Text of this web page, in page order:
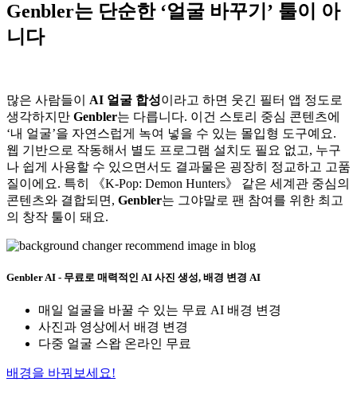
Genbler는 단순한 ‘얼굴 바꾸기’ 툴이 아
니다
많은 사람들이 AI 얼굴 합성이라고 하면 웃긴 필터 앱 정도로
생각하지만 Genbler는 다릅니다. 이건 스토리 중심 콘텐츠에
‘내 얼굴’을 자연스럽게 녹여 넣을 수 있는 몰입형 도구예요.
웹 기반으로 작동해서 별도 프로그램 설치도 필요 없고, 누구
나 쉽게 사용할 수 있으면서도 결과물은 굉장히 정교하고 고품
질이에요. 특히 《K-Pop: Demon Hunters》 같은 세계관 중심의
콘텐츠와 결합되면, Genbler는 그야말로 팬 참여를 위한 최고
의 창작 툴이 돼요.
Genbler AI - 무료로 매력적인 AI 사진 생성, 배경 변경 AI
매일 얼굴을 바꿀 수 있는 무료 AI 배경 변경
사진과 영상에서 배경 변경
다중 얼굴 스왑 온라인 무료
배경을 바꿔보세요!